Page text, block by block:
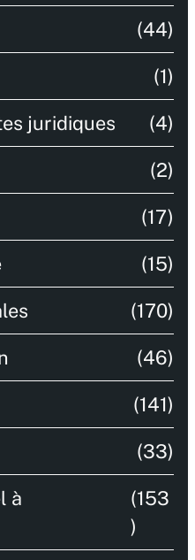
(44)
(1)
juridiques (4)
(2)
(17)
(15)
(170)
(46)
(141)
(33)
à
(153
)